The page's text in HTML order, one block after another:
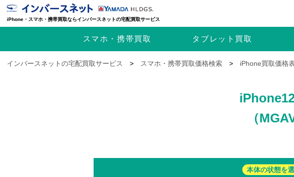
iPhone・スマホ・携帯買取ならインバースネットの宅配買取サービス
スマホ・携帯買取 タブレット 買取
インバースネットの宅配買取サービス > スマホ・携帯買取価格検索 > iPhone買取価格
（
本体の状態を